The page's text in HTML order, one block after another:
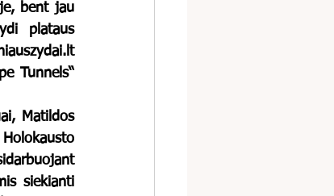
bent jau
plataus
publikavo jo knygos „The Archeology of the Holocaust. Vilna, Rhodes and Escape Tunnels“
siekianti